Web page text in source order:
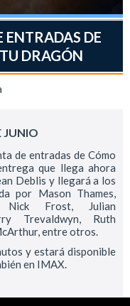
DE
DRAGÓN
JUNIO
de entradas de Cómo
que llega ahora
Deblis y llegará a los
por Mason Thames,
Frost, Julian
Trevaldwyn, Ruth
entre otros.
y estará disponible
en IMAX.